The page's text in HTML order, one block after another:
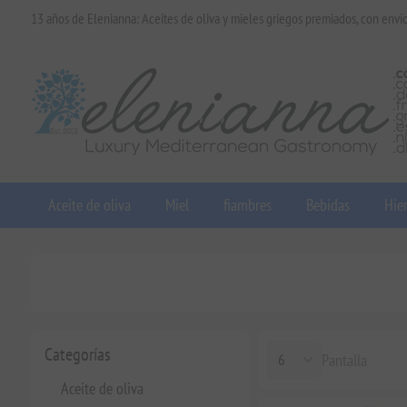
13 años de Elenianna: Aceites de oliva y mieles griegos premiados, con
Aceite de oliva Miel fiambres Bebidas
Categorías
Aceite de oliva